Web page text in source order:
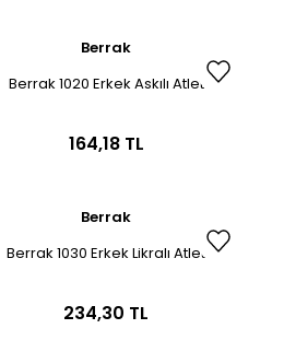
Berrak
Berrak 1020 Erkek Askılı Atlet
164,18 TL
Berrak
Berrak 1030 Erkek Likralı Atlet
234,30 TL